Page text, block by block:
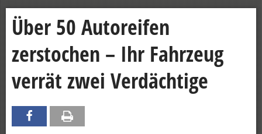
Über 50 Autoreifen
zerstochen – Ihr Fahrzeug
verrät zwei Verdächtige